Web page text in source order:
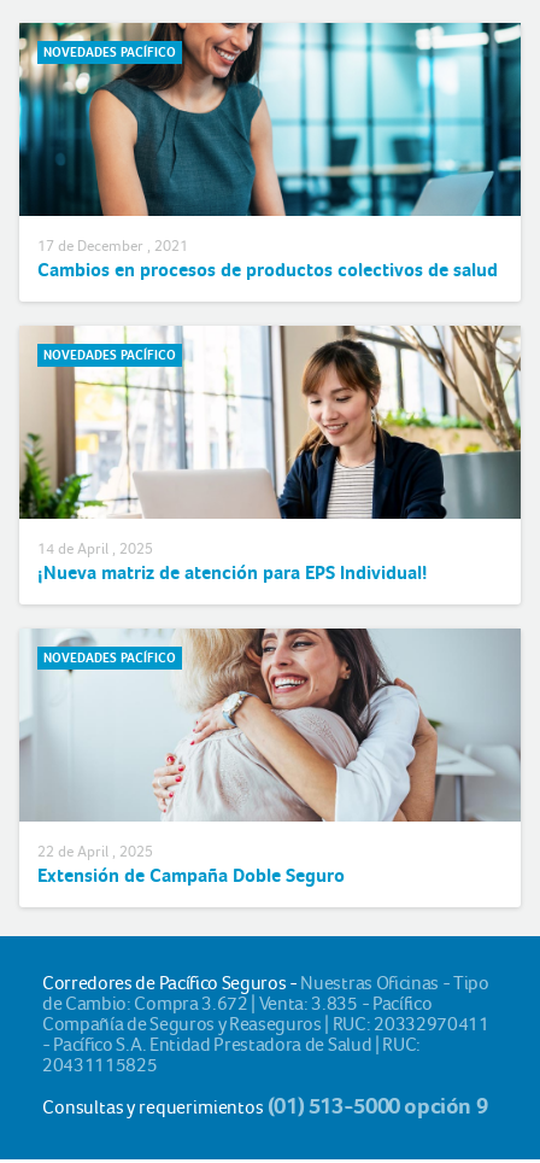
NOVEDADES PACÍFICO
17 de December , 2021
Cambios en procesos de productos colectivos de salud
NOVEDADES PACÍFICO
14 de April , 2025
¡Nueva matriz de atención para EPS Individual!
NOVEDADES PACÍFICO
22 de April , 2025
Extensión de Campaña Doble Seguro
Corredores de Pacífico Seguros - Nuestras Oficinas - Tipo
de Cambio: Compra 3.672 | Venta: 3.835 - Pacífico
Compañía de Seguros y Reaseguros | RUC: 20332970411
- Pacífico S.A. Entidad Prestadora de Salud | RUC:
20431115825
Consultas y requerimientos (01) 513-5000 opción 9